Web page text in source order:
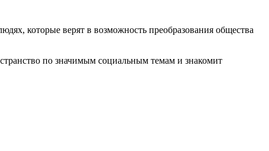
которые верят в возможность преобразования общества
по значимым социальным темам и знакомит